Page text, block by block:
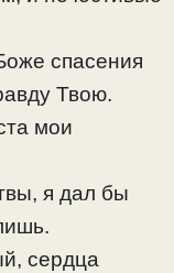
спасения
Твою.
мои
я дал бы
сердца